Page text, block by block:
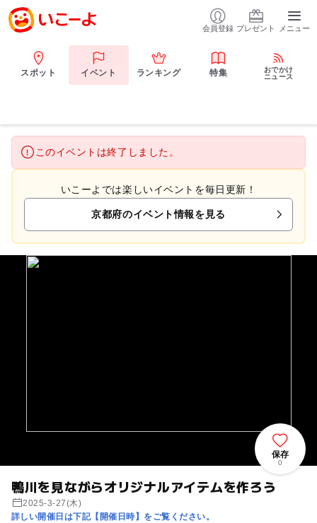
会員登録 プレゼント メニュー
スポット イベント ランキング 特集
おでかけ
ニュース
このイベントは終了しました。
いこーよでは楽しいイベントを毎日更新！
京都府のイベント情報を見る
鴨川を見ながらオリジナルアイテムを作ろう
2025-3-27(木)
詳しい開催日は下記【開催日時】をご覧ください。
保存
0